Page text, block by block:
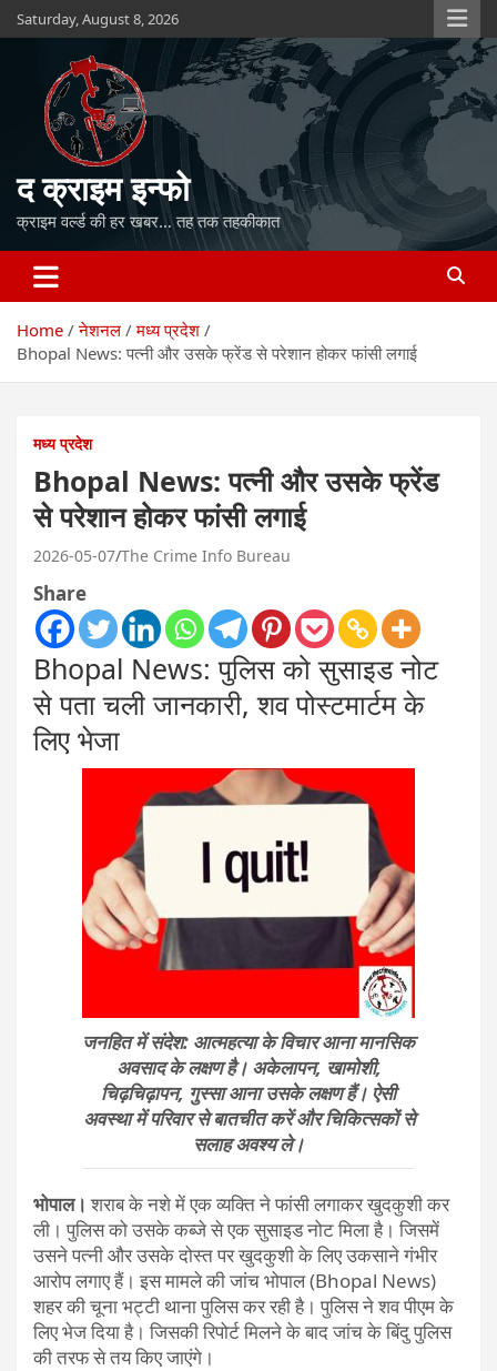
Skip
to
Saturday, August 8, 2026
द क्राइम इन्फो
क्राइम वर्ल्ड की हर खबर… तह तक तहकीकात
Home नेशनल
मध्य प्रदेश
Bhopal News: पत्नी और उसके फ्रेंड से परेशान होकर फांसी लगाई
मध्य प्रदेश
Bhopal News: पत्नी और उसके फ्रेंड
से परेशान होकर फांसी लगाई
2026-05-07 The Crime Info Bureau
Share
Bhopal News: पुलिस को सुसाइड नोट
से पता चली जानकारी, शव पोस्टमार्टम के
लिए भेजा
जनहित में संदेश: आत्महत्या के विचार आना मानसिक
अवसाद के लक्षण है। अकेलापन, खामोशी,
चिढ़चिढ़ापन, गुस्सा आना उसके लक्षण हैं। ऐसी
अवस्था में परिवार से बातचीत करें और चिकित्सकों से
सलाह अवश्य ले।
भोपाल। शराब के नशे में एक व्यक्ति ने फांसी लगाकर खुदकुशी कर
ली। पुलिस को उसके कब्जे से एक सुसाइड नोट मिला है। जिसमें
उसने पत्नी और उसके दोस्त पर खुदकुशी के लिए उकसाने गंभीर
आरोप लगाए हैं। इस मामले की जांच भोपाल (Bhopal News)
शहर की चूना भट्टी थाना पुलिस कर रही है। पुलिस ने शव पीएम के
लिए भेज दिया है। जिसकी रिपोर्ट मिलने के बाद जांच के बिंदु पुलिस
की तरफ से तय किए जाएंगे।